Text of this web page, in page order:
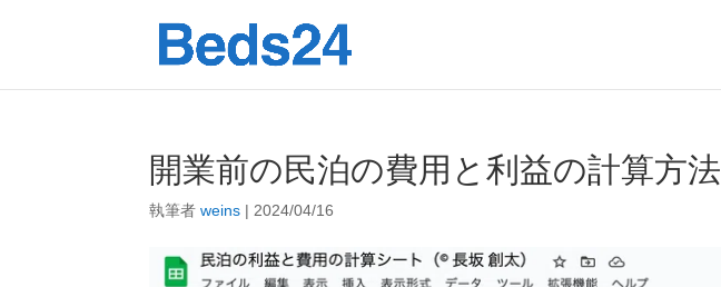
開業前の民泊の費用と利益の計算方法
執筆者weins | 2024/04/16